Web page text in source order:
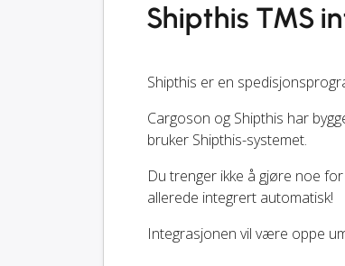
Shipthis TMS
Shipthis er en
Cargoson og Shipthis har
bruker Shipthis-systemet.
Du trenger ikke å gjøre noe
allerede integrert automatisk!
Integrasjonen vil være oppe